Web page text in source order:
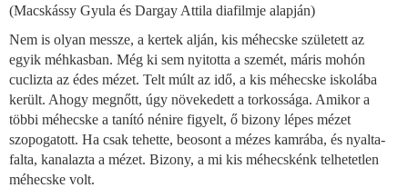
(Macskássy Gyula és Dargay Attila diafilmje alapján)
Nem is olyan messze, a kertek alján, kis méhecske született az
egyik méhkasban. Még ki sem nyitotta a szemét, máris mohón
cuclizta az édes mézet. Telt múlt az idő, a kis méhecske iskolába
került. Ahogy megnőtt, úgy növekedett a torkossága. Amikor a
többi méhecske a tanító nénire figyelt, ő bizony lépes mézet
szopogatott. Ha csak tehette, beosont a mézes kamrába, és nyalta-
falta, kanalazta a mézet. Bizony, a mi kis méhecskénk telhetetlen
méhecske volt.